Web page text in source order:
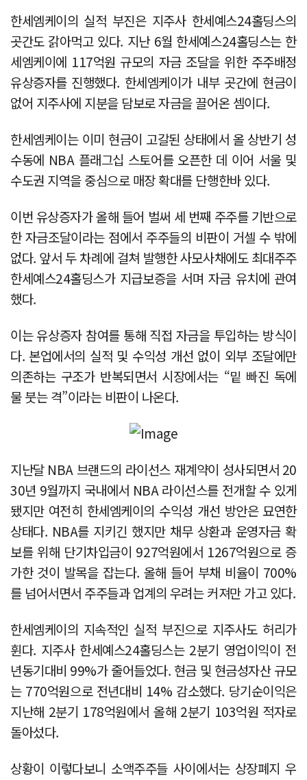
한세엠케이의 실적 부진은 지주사 한세예스24홀딩스의
곳간도 갉아먹고 있다. 지난 6월 한세예스24홀딩스는 한
세엠케이에 117억원 규모의 자금 조달을 위한 주주배정
유상증자를 진행했다. 한세엠케이가 내부 곳간에 현금이
없어 지주사에 지분을 담보로 자금을 끌어온 셈이다.
한세엠케이는 이미 현금이 고갈된 상태에서 올 상반기 성
수동에 NBA 플래그십 스토어를 오픈한 데 이어 서울 및
수도권 지역을 중심으로 매장 확대를 단행한바 있다.
이번 유상증자가 올해 들어 벌써 세 번째 주주를 기반으로
한 자금조달이라는 점에서 주주들의 비판이 거셀 수 밖에
없다. 앞서 두 차례에 걸쳐 발행한 사모사채에도 최대주주
한세예스24홀딩스가 지급보증을 서며 자금 유치에 관여
했다.
이는 유상증자 참여를 통해 직접 자금을 투입하는 방식이
다. 본업에서의 실적 및 수익성 개선 없이 외부 조달에만
의존하는 구조가 반복되면서 시장에서는 “밑 빠진 독에
물 붓는 격”이라는 비판이 나온다.
지난달 NBA 브랜드의 라이선스 재계약이 성사되면서 20
30년 9월까지 국내에서 NBA 라이선스를 전개할 수 있게
됐지만 여전히 한세엠케이의 수익성 개선 방안은 묘연한
상태다. NBA를 지키긴 했지만 채무 상환과 운영자금 확
보를 위해 단기차입금이 927억원에서 1267억원으로 증
가한 것이 발목을 잡는다. 올해 들어 부채 비율이 700%
를 넘어서면서 주주들과 업계의 우려는 커져만 가고 있다.
한세엠케이의 지속적인 실적 부진으로 지주사도 허리가
휜다. 지주사 한세예스24홀딩스는 2분기 영업이익이 전
년동기대비 99%가 줄어들었다. 현금 및 현금성자산 규모
는 770억원으로 전년대비 14% 감소했다. 당기순이익은
지난해 2분기 178억원에서 올해 2분기 103억원 적자로
돌아섰다.
상황이 이렇다보니 소액주주들 사이에서는 상장폐지 우